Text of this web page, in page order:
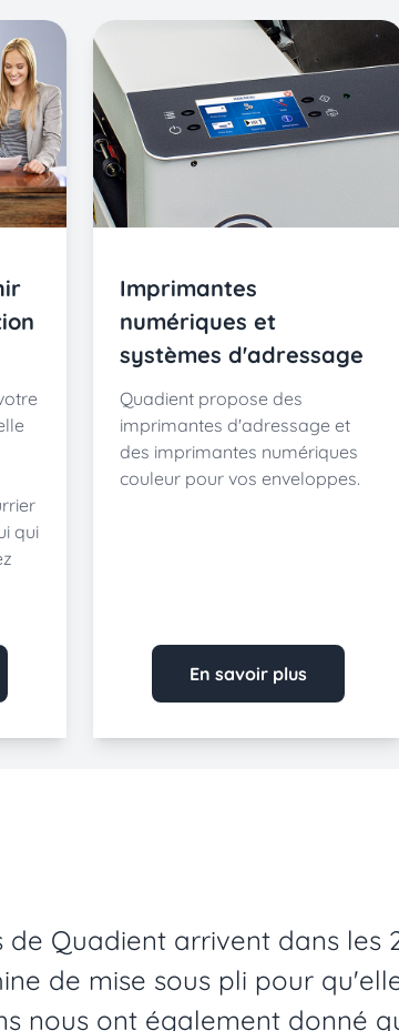
qui
Imprimantes
numériques et
systèmes d'adressage
Quadient propose des
imprimantes d'adressage et
des imprimantes numériques
couleur pour vos enveloppes.
En savoir plus
de Quadient arrivent dans les
de mise sous pli pour
nous ont également donné